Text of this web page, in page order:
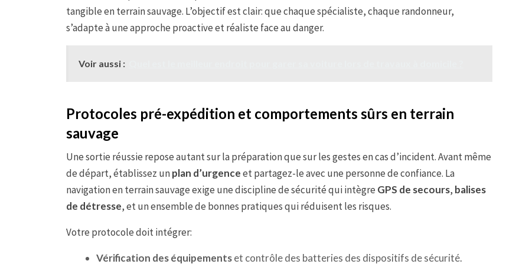
tangible en terrain sauvage. L’objectif est clair: que chaque spécialiste, chaque randonneur,
s’adapte à une approche proactive et réaliste face au danger.
Voir aussi :
Protocoles pré-expédition et comportements sûrs en terrain
sauvage
Une sortie réussie repose autant sur la préparation que sur les gestes en cas d’incident. Avant même
de départ, établissez unplan d’urgenceet partagez-le avec une personne de confiance. La
navigation en terrain sauvage exige une discipline de sécurité qui intègre GPS de secours, balises
de détresse, et un ensemble de bonnes pratiques qui réduisent les risques.
Votre protocole doit intégrer:
Vérification des équipementset contrôle des batteries des dispositifs de sécurité.